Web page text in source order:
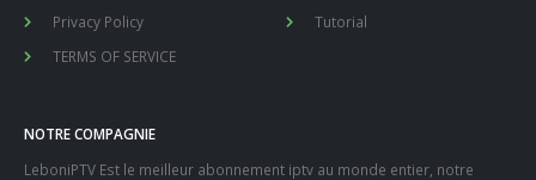
Privacy Policy
TERMS OF SERVICE
Tutorial
NOTRE COMPAGNIE
LeboniPTV Est le meilleur abonnement iptv au monde entier, notre